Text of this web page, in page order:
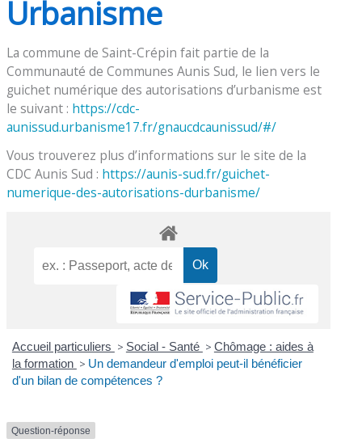
Urbanisme
La commune de Saint-Crépin fait partie de la
Communauté de Communes Aunis Sud, le lien vers le
guichet numérique des autorisations d’urbanisme est
le suivant : https://cdc-
aunissud.urbanisme17.fr/gnaucdcaunissud/#/
Vous trouverez plus d’informations sur le site de la
CDC Aunis Sud : https://aunis-sud.fr/guichet-
numerique-des-autorisations-durbanisme/
Accueil particuliers > Social - Santé > Chômage : aides à
la formation > Un demandeur d'emploi peut-il bénéficier
d'un bilan de compétences ?
Question-réponse